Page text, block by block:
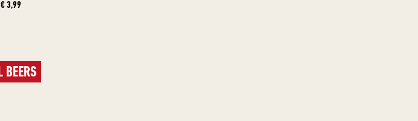
€ 3,99
BEERS